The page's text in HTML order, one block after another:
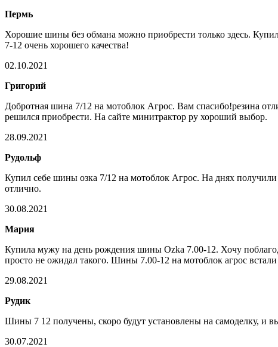
Пермь
Хорошие шины без обмана можно приобрести только здесь.
7-12 очень хорошего качества!
02.10.2021
Григорий
Добротная шина 7/12 на мотоблок Агрос. Вам спасибо!резина
решился приобрести. На сайте минитрактор ру хороший выбор.
28.09.2021
Рудольф
Купил себе шины озка 7/12 на мотоблок Агрос. На днях получили
отлично.
30.08.2021
Мария
Купила мужу на день рождения шины Ozka 7.00-12. Хочу
просто не ожидал такого. Шины 7.00-12 на мотоблок агрос
29.08.2021
Рудик
Шины 7 12 получены, скоро будут установлены на самоделку, и
30.07.2021